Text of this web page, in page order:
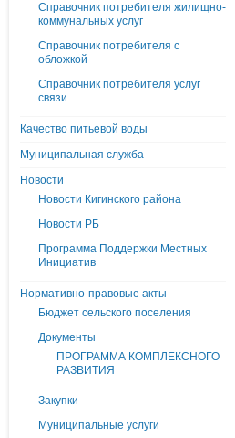
Справочник потребителя жилищно-
коммунальных услуг
Справочник потребителя с
обложкой
Справочник потребителя услуг
связи
Качество питьевой воды
Муниципальная служба
Новости
Новости Кигинского района
Новости РБ
Программа Поддержки Местных
Инициатив
Нормативно-правовые акты
Бюджет сельского поселения
Документы
ПРОГРАММА КОМПЛЕКСНОГО
РАЗВИТИЯ
Закупки
Муниципальные услуги